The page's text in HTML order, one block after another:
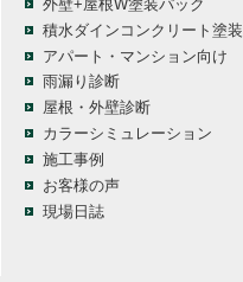
外壁+屋根W塗装パック
積水ダインコンクリート塗装
アパート・マンション向け
雨漏り診断
屋根・外壁診断
カラーシミュレーション
施工事例
お客様の声
現場日誌